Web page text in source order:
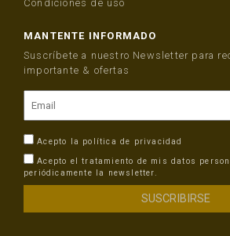
Condiciones de uso
MANTENTE INFORMADO
Suscríbete a nuestro Newsletter para
importante & ofertas
Acepto la política de privacidad
Acepto el tratamiento de mis datos
periódicamente la newsletter.